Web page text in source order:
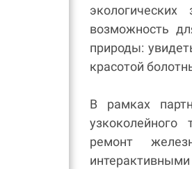
возможность
природы:
красотой
В рамках
узкоколейного
ремонт